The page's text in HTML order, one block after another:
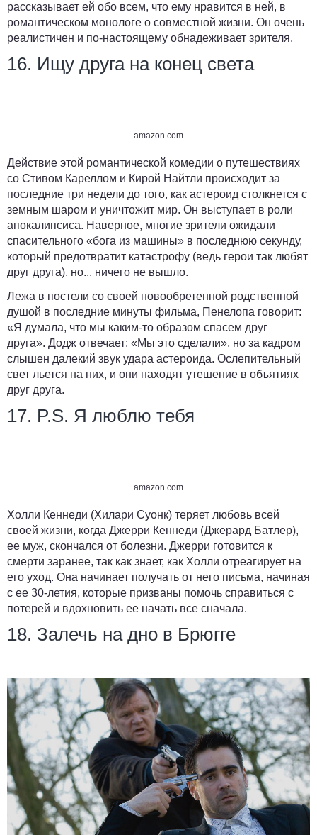
рассказывает ей обо всем, что ему нравится в ней, в
романтическом монологе о совместной жизни. Он очень
реалистичен и по-настоящему обнадеживает зрителя.
16. Ищу друга на конец света
amazon.com
Действие этой романтической комедии о путешествиях
со Стивом Кареллом и Кирой Найтли происходит за
последние три недели до того, как астероид столкнется с
земным шаром и уничтожит мир. Он выступает в роли
апокалипсиса. Наверное, многие зрители ожидали
спасительного «бога из машины» в последнюю секунду,
который предотвратит катастрофу (ведь герои так любят
друг друга), но... ничего не вышло.
Лежа в постели со своей новообретенной родственной
душой в последние минуты фильма, Пенелопа говорит:
«Я думала, что мы каким-то образом спасем друг
друга». Додж отвечает: «Мы это сделали», но за кадром
слышен далекий звук удара астероида. Ослепительный
свет льется на них, и они находят утешение в объятиях
друг друга.
17. P.S. Я люблю тебя
amazon.com
Холли Кеннеди (Хилари Суонк) теряет любовь всей
своей жизни, когда Джерри Кеннеди (Джерард Батлер),
ее муж, скончался от болезни. Джерри готовится к
смерти заранее, так как знает, как Холли отреагирует на
его уход. Она начинает получать от него письма, начиная
с ее 30-летия, которые призваны помочь справиться с
потерей и вдохновить ее начать все сначала.
18. Залечь на дно в Брюгге